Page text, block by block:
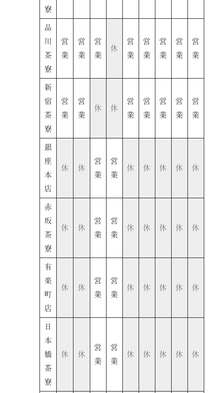
寮
品
川
茶
寮
営
業
営
業
営
業
休
営
業
営
業
営
業
営
業
営
業
新
宿
茶
寮
営
業
営
業
休 休
営
業
営
業
営
業
営
業
営
業
銀
座
本
店
休 休
営
業
営
業
休 休 休 休 休
赤
坂
茶
寮
休 休
営
業
営
業
休 休 休 休 休
有
楽
町
店
休 休
営
業
営
業
休 休 休 休 休
日
本
橋
茶
寮
休 休
営
業
営
業
休 休 休 休 休